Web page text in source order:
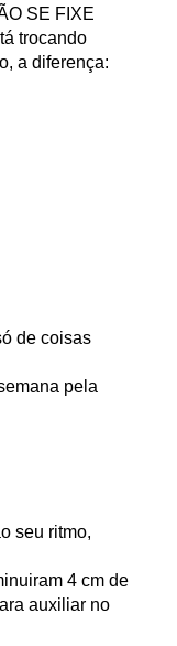
SE FIXE
trocando
a diferença:
de coisas
pela
seu ritmo,
4 cm de
auxiliar no